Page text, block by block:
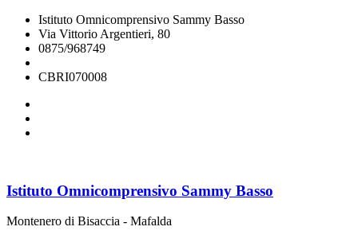
Istituto Omnicomprensivo Sammy Basso
Via Vittorio Argentieri, 80
0875/968749
CBRI070008
Istituto Omnicomprensivo Sammy Basso
Montenero di Bisaccia - Mafalda